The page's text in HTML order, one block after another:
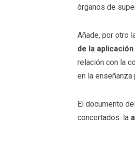
órganos de
Añade, por otro
de la
relación con la
en la enseñanza
El documento
concertados: la